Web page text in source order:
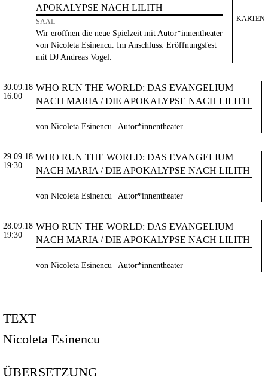
APOKALYPSE NACH LILITH
SAAL
Wir eröffnen die neue Spielzeit mit Autor*innentheater
von Nicoleta Esinencu. Im Anschluss: Eröffnungsfest
mit DJ Andreas Vogel.
KARTEN
30.09.18
16:00
WHO RUN THE WORLD: DAS EVANGELIUM
NACH MARIA / DIE APOKALYPSE NACH LILITH
von Nicoleta Esinencu | Autor*innentheater
29.09.18
19:30
WHO RUN THE WORLD: DAS EVANGELIUM
NACH MARIA / DIE APOKALYPSE NACH LILITH
von Nicoleta Esinencu | Autor*innentheater
28.09.18
19:30
WHO RUN THE WORLD: DAS EVANGELIUM
NACH MARIA / DIE APOKALYPSE NACH LILITH
von Nicoleta Esinencu | Autor*innentheater
TEXT
Nicoleta Esinencu
ÜBERSETZUNG